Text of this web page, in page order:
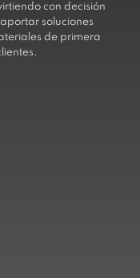
con decisión
soluciones
de primera